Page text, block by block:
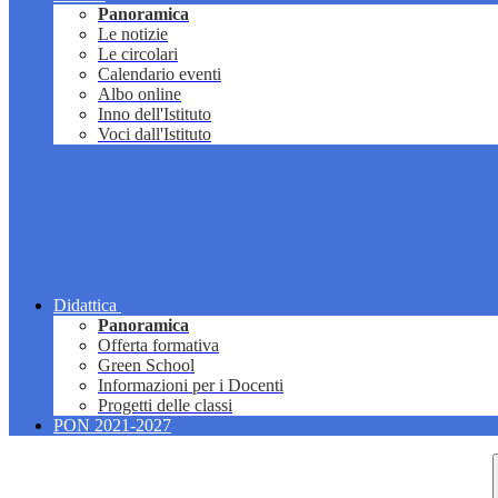
Panoramica
Le notizie
Le circolari
Calendario eventi
Albo online
Inno dell'Istituto
Voci dall'Istituto
Didattica
Panoramica
Offerta formativa
Green School
Informazioni per i Docenti
Progetti delle classi
PON 2021-2027